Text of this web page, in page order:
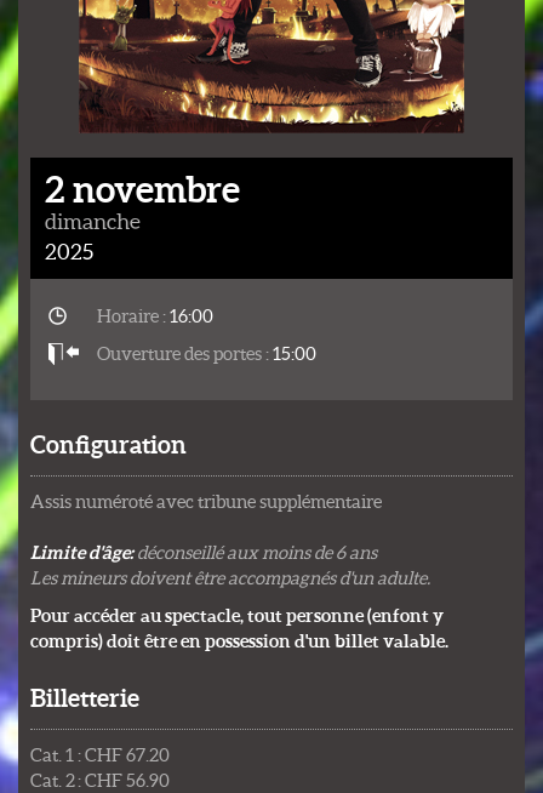
2 novembre
dimanche
2025
Horaire :16:00
Ouverture des portes :15:00
Configuration
Assis numéroté avec tribune supplémentaire
Limite d'âge:déconseillé aux moins de 6 ans
Les mineurs doivent être accompagnés d'un adulte.
Pour accéder au spectacle, tout personne (enfont y
compris) doit être en possession d'un billet valable.
Billetterie
Cat. 1 : CHF 67.20
Cat. 2 : CHF 56.90